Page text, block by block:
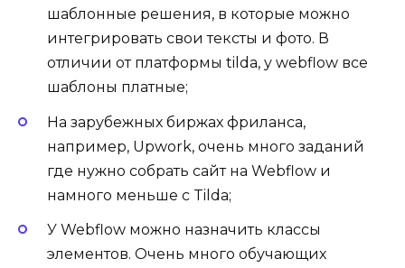
шаблонные решения, в которые можно
интегрировать свои тексты и фото. В
отличии от платформы tilda, у webflow все
шаблоны платные;
На зарубежных биржах фриланса,
например, Upwork, очень много заданий
где нужно собрать сайт на Webflow и
намного меньше с Tilda;
У Webflow можно назначить классы
элементов. Очень много обучающих